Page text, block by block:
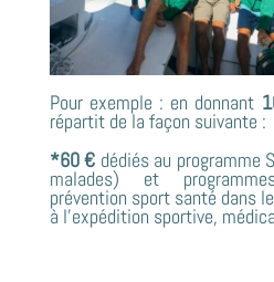
Pour exemple : en donnant
répartit de la façon suivante :
*60 € dédiés au programme
malades) et
prévention sport santé dans
à l’expédition sportive,